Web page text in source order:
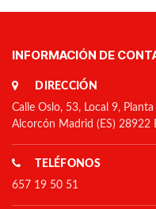
INFORMACIÓN DE
DIRECCIÓN
Calle Oslo, 53, Local 9,
Alcorcón Madrid (ES) 28922
TELÉFONOS
657 19 50 51